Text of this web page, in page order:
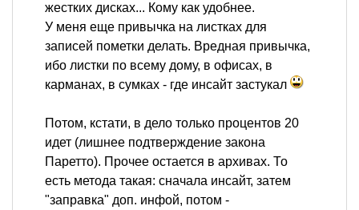
жестких дисках... Кому как удобнее.
У меня еще привычка на листках для
записей пометки делать. Вредная привычка,
ибо листки по всему дому, в офисах, в
карманах, в сумках - где инсайт застукал
Потом, кстати, в дело только процентов 20
идет (лишнее подтверждение закона
Паретто). Прочее остается в архивах. То
есть метода такая: сначала инсайт, затем
"заправка" доп. инфой, потом -